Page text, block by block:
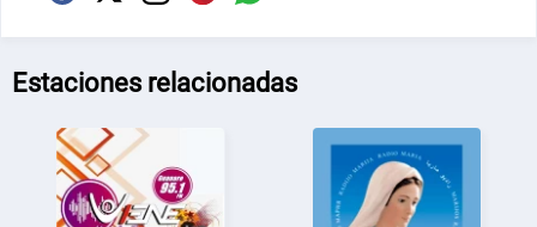
Estaciones relacionadas